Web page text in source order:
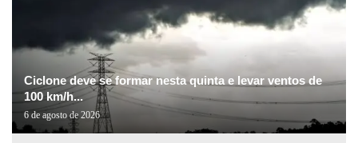
Ciclone deve se formar nesta quinta e levar ventos de
100 km/h...
6 de agosto de 2026